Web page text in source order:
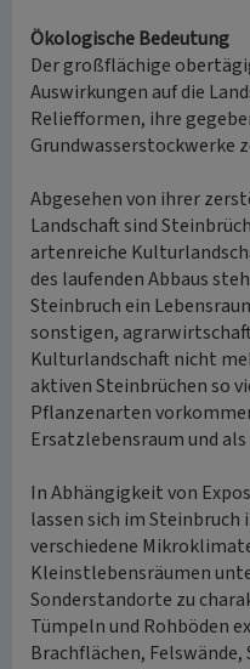
Ökologische Bedeutung
Der großflächige
Auswirkungen auf die
Reliefformen, ihre
Grundwasserstockwerke
Abgesehen von ihrer
Landschaft sind
artenreiche
des laufenden Abbaus
Steinbruch ein
sonstigen,
Kulturlandschaft nicht
aktiven Steinbrüchen so
Pflanzenarten
Ersatzlebensraum und
In Abhängigkeit von
lassen sich im Steinbruch
verschiedene
Kleinstlebensräumen
Sonderstandorte zu
Tümpeln und Rohböden
Brachflächen,